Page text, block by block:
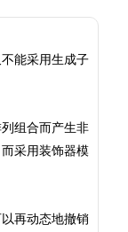
能采用生成子
组合而产生非
采用装饰器模
再动态地撤销